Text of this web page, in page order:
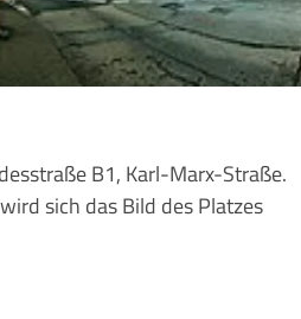
B1, Karl-Marx-Straße.
sich das Bild des Platzes